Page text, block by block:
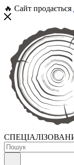
🔥 Сайт продається